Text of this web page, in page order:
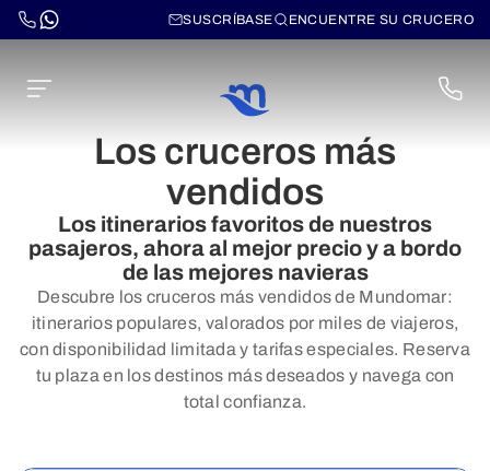
SUSCRÍBASE ENCUENTRE SU CRUCERO
Los cruceros más
vendidos
Los itinerarios favoritos de nuestros
pasajeros, ahora al mejor precio y a bordo
de las mejores navieras
Descubre los cruceros más vendidos de Mundomar:
itinerarios populares, valorados por miles de viajeros,
con disponibilidad limitada y tarifas especiales. Reserva
tu plaza en los destinos más deseados y navega con
total confianza.